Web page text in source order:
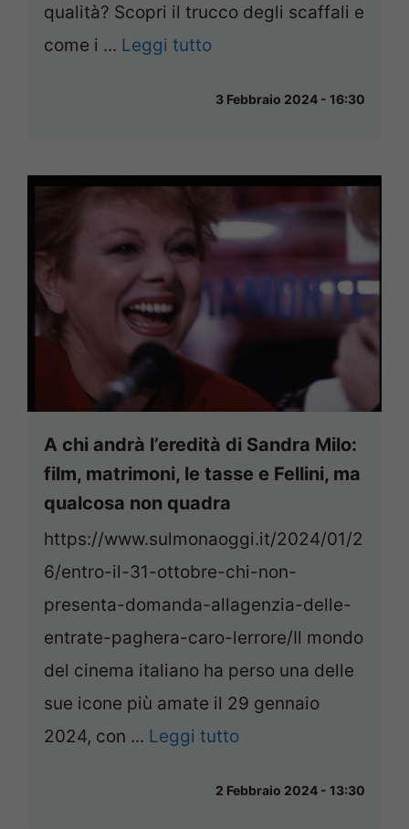
qualità? Scopri il trucco degli scaffali e
come i ... Leggi tutto
3 Febbraio 2024 - 16:30
A chi andrà l’eredità di Sandra Milo:
film, matrimoni, le tasse e Fellini, ma
qualcosa non quadra
https://www.sulmonaoggi.it/2024/01/2
6/entro-il-31-ottobre-chi-non-
presenta-domanda-allagenzia-delle-
entrate-paghera-caro-lerrore/Il mondo
del cinema italiano ha perso una delle
sue icone più amate il 29 gennaio
2024, con ... Leggi tutto
2 Febbraio 2024 - 13:30